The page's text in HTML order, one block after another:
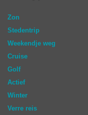
Zon
Stedentrip
Weekendje weg
Cruise
Golf
Actief
Winter
Verre reis